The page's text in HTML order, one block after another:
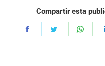
Compartir esta
Share
Share